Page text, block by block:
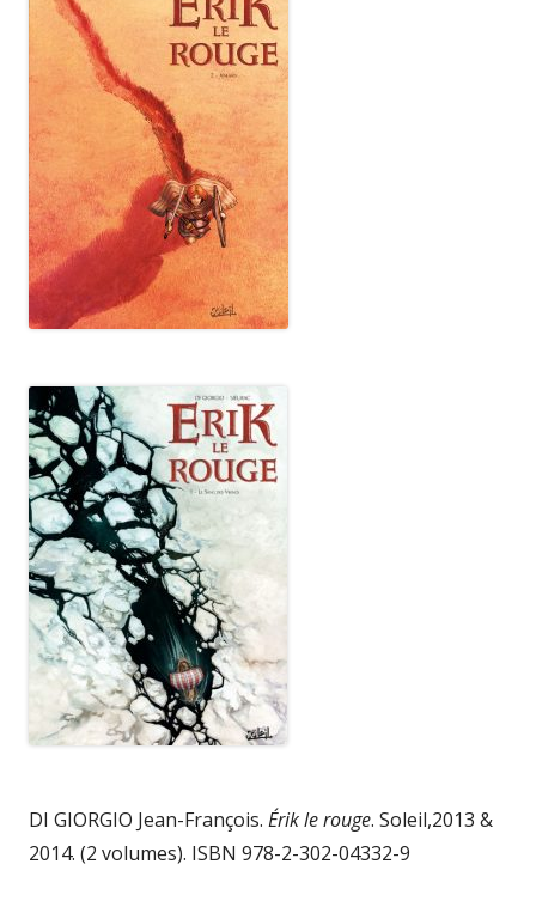
DI GIORGIO Jean-François. Érik le rouge. Soleil,2013 &
2014. (2 volumes). ISBN 978-2-302-04332-9